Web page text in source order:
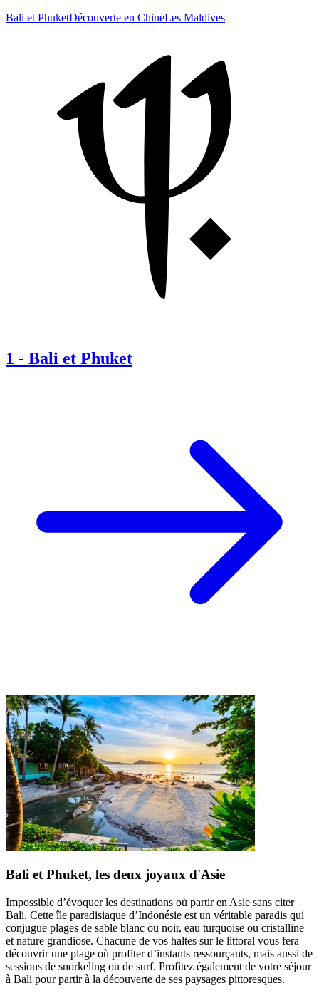
Bali et PhuketDécouverte en ChineLes Maldives
1 - Bali et Phuket
Bali et Phuket, les deux joyaux d'Asie
Impossible d’évoquer les destinations où partir en Asie sans citer
Bali. Cette île paradisiaque d’Indonésie est un véritable paradis qui
conjugue plages de sable blanc ou noir, eau turquoise ou cristalline
et nature grandiose. Chacune de vos haltes sur le littoral vous fera
découvrir une plage où profiter d’instants ressourçants, mais aussi de
sessions de snorkeling ou de surf. Profitez également de votre séjour
à Bali pour partir à la découverte de ses paysages pittoresques.